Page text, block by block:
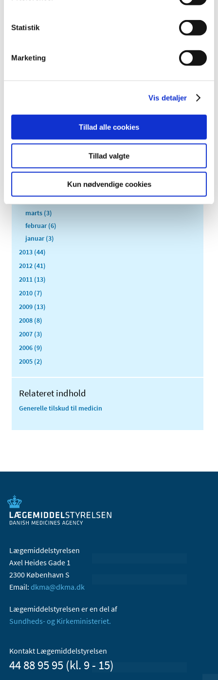
Statistik
Marketing
Vis detaljer
Tillad alle cookies
Tillad valgte
Kun nødvendige cookies
2018 (40)
2016 (42)
juni (8)
marts (3)
februar (6)
januar (3)
2013 (44)
2012 (41)
2011 (13)
2010 (7)
2009 (13)
2008 (8)
2007 (3)
2006 (9)
2005 (2)
Relateret indhold
Generelle tilskud til medicin
Lægemiddelstyrelsen
Axel Heides Gade 1
2300 København S
Email: dkma@dkma.dk
Lægemiddelstyrelsen er en del af
Sundheds- og Kirkeministeriet.
Kontakt Lægemiddelstyrelsen
44 88 95 95 (kl. 9 - 15)